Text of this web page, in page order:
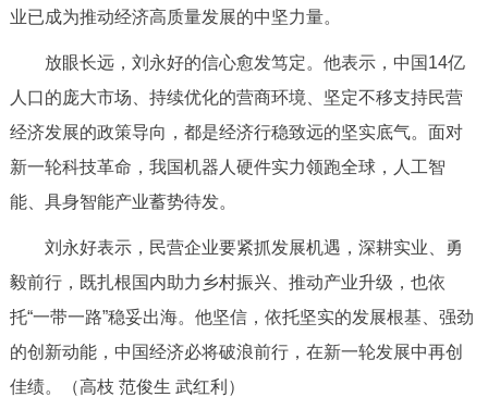
业已成为推动经济高质量发展的中坚力量。
放眼长远，刘永好的信心愈发笃定。他表示，中国14亿
人口的庞大市场、持续优化的营商环境、坚定不移支持民营
经济发展的政策导向，都是经济行稳致远的坚实底气。面对
新一轮科技革命，我国机器人硬件实力领跑全球，人工智
能、具身智能产业蓄势待发。
刘永好表示，民营企业要紧抓发展机遇，深耕实业、勇
毅前行，既扎根国内助力乡村振兴、推动产业升级，也依
托“一带一路”稳妥出海。他坚信，依托坚实的发展根基、强劲
的创新动能，中国经济必将破浪前行，在新一轮发展中再创
佳绩。（高枝 范俊生 武红利）